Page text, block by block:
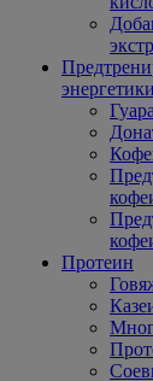
энергетики
Протеин